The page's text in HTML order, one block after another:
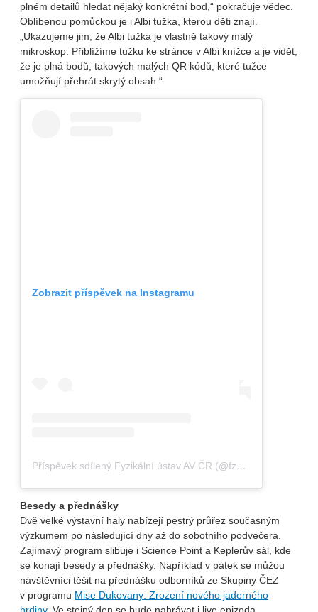
plném detailů hledat nějaký konkrétní bod,“ pokračuje vědec.
Oblíbenou pomůckou je i Albi tužka, kterou děti znají.
„Ukazujeme jim, že Albi tužka je vlastně takový malý
mikroskop. Přiblížíme tužku ke stránce v Albi knížce a je vidět,
že je plná bodů, takových malých QR kódů, které tužce
umožňují přehrát skrytý obsah.“
Zobrazit příspěvek na Instagramu
Příspěvek sdílený Fyzikální ústav AV ČR (@fzu_avcr)
Besedy a přednášky
Dvě velké výstavní haly nabízejí pestrý průřez současným
výzkumem po následující dny až do sobotního podvečera.
Zajímavý program slibuje i Science Point a Keplerův sál, kde
se konají besedy a přednášky. Například v pátek se můžou
návštěvníci těšit na přednášku odborníků ze Skupiny ČEZ
v programu Mise Dukovany: Zrození nového jaderného